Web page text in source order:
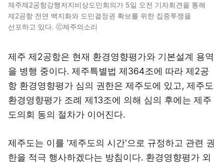
제주제2공항강행저지비상도민회의가 5일 오전 기자회견을 통해
제2공항 전면 백지화와 도민결정권 확보를 위한 집중투쟁을
선포하고 있다. ⓒ제주의소리
제주 제2공항은 현재 환경영향평가와 기본설계 용역
을 병행 중이다. 제주특별법 제364조에 따라 제2공
항 환경영향평가 심의 권한은 제주도에 있고, 제주도
환경영향평가 조례 제13조에 의해 심의 후에는 제주
도의회 동의 절차가 이어진다.
제주도는 이를 '제주도의 시간'으로 규정하고 관련 권
한을 적극 행사하겠다는 방침이다. 환경영향평가 외